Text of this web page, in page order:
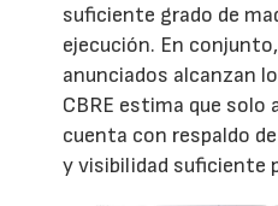
suficiente grado de
ejecución. En
anunciados alcanzan
CBRE estima que solo
cuenta con respaldo
y visibilidad suficiente